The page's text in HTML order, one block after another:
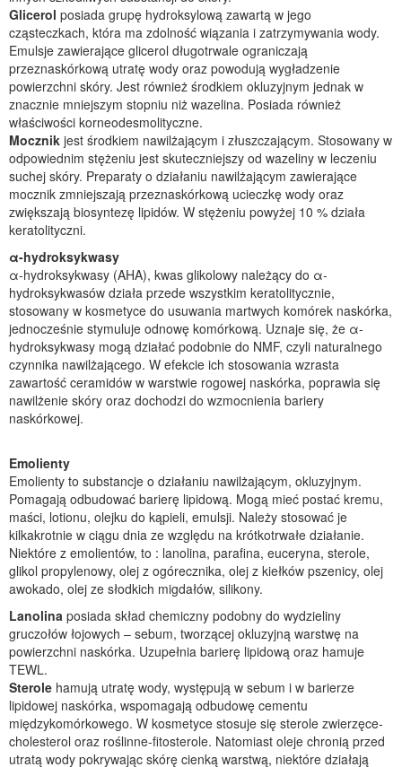
Glicerol posiada grupę hydroksylową zawartą w jego
cząsteczkach, która ma zdolność wiązania i zatrzymywania wody.
Emulsje zawierające glicerol długotrwale ograniczają
przeznaskórkową utratę wody oraz powodują wygładzenie
powierzchni skóry. Jest również środkiem okluzyjnym jednak w
znacznie mniejszym stopniu niż wazelina. Posiada również
właściwości korneodesmolityczne.
Mocznik jest środkiem nawilżającym i złuszczającym. Stosowany w
odpowiednim stężeniu jest skuteczniejszy od wazeliny w leczeniu
suchej skóry. Preparaty o działaniu nawilżającym zawierające
mocznik zmniejszają przeznaskórkową ucieczkę wody oraz
zwiększają biosyntezę lipidów. W stężeniu powyżej 10 % działa
keratolityczni.
α-hydroksykwasy
α-hydroksykwasy (AHA), kwas glikolowy należący do α-
hydroksykwasów działa przede wszystkim keratolitycznie,
stosowany w kosmetyce do usuwania martwych komórek naskórka,
jednocześnie stymuluje odnowę komórkową. Uznaje się, że α-
hydroksykwasy mogą działać podobnie do NMF, czyli naturalnego
czynnika nawilżającego. W efekcie ich stosowania wzrasta
zawartość ceramidów w warstwie rogowej naskórka, poprawia się
nawilżenie skóry oraz dochodzi do wzmocnienia bariery
naskórkowej.
Emolienty
Emolienty to substancje o działaniu nawilżającym, okluzyjnym.
Pomagają odbudować barierę lipidową. Mogą mieć postać kremu,
maści, lotionu, olejku do kąpieli, emulsji. Należy stosować je
kilkakrotnie w ciągu dnia ze względu na krótkotrwałe działanie.
Niektóre z emolientów, to : lanolina, parafina, euceryna, sterole,
glikol propylenowy, olej z ogórecznika, olej z kiełków pszenicy, olej
awokado, olej ze słodkich migdałów, silikony.
Lanolina posiada skład chemiczny podobny do wydzieliny
gruczołów łojowych – sebum, tworzącej okluzyjną warstwę na
powierzchni naskórka. Uzupełnia barierę lipidową oraz hamuje
TEWL.
Sterole hamują utratę wody, występują w sebum i w barierze
lipidowej naskórka, wspomagają odbudowę cementu
międzykomórkowego. W kosmetyce stosuje się sterole zwierzęce-
cholesterol oraz roślinne-fitosterole. Natomiast oleje chronią przed
utratą wody pokrywając skórę cienką warstwą, niektóre działają